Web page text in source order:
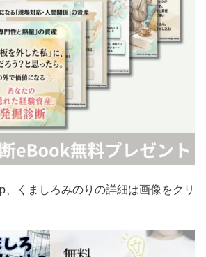
くましろみのりの詳細は画像をクリ